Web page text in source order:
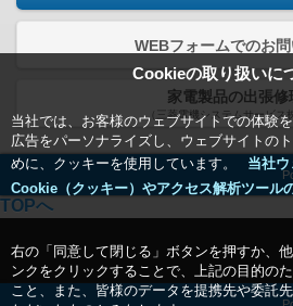
Cookieの取り扱いに
当社では、お客様のウェブサイトでの体験
広告をパーソナライズし、ウェブサイトの
めに、クッキーを使用しています。
当社
Cookie（クッキー）やアクセス解析ツール
右の「同意して閉じる」ボタンを押すか、
ンクをクリックすることで、上記の目的の
こと、また、皆様のデータを提携先や委託
WEBフォームでのお
家電製品の出張修
（三菱電機システムサービス
TOPへ